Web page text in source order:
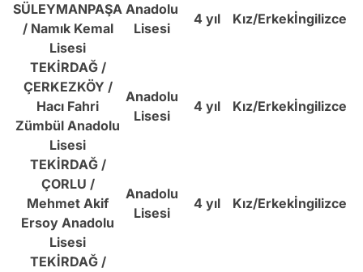
SÜLEYMANPAŞA
/ Namık Kemal
Lisesi
Anadolu
Lisesi
4 yıl Kız/Erkekİngilizce
TEKİRDAĞ /
ÇERKEZKÖY /
Hacı Fahri
Zümbül Anadolu
Lisesi
Anadolu
Lisesi
4 yıl Kız/Erkekİngilizce
TEKİRDAĞ /
ÇORLU /
Mehmet Akif
Ersoy Anadolu
Lisesi
Anadolu
Lisesi
4 yıl Kız/Erkekİngilizce
TEKİRDAĞ /